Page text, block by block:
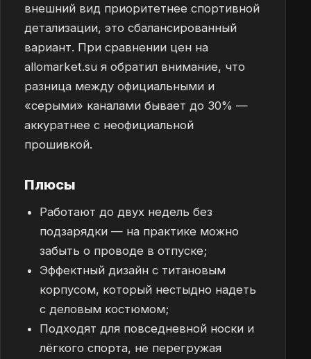
внешний вид приоритетнее спортивной
детализации, это сбалансированный
вариант. При сравнении цен на
allomarket.su я обратил внимание, что
разница между официальными и
«серыми» каналами бывает до 30% —
аккуратнее с неофициальной
прошивкой.
Плюсы
Работают до двух недель без
подзарядки — на практике можно
забыть о проводе в отпуске;
Эффектный дизайн с титановым
корпусом, который нестыдно надеть
с деловым костюмом;
Подходят для повседневной носки и
лёгкого спорта, не перегружая